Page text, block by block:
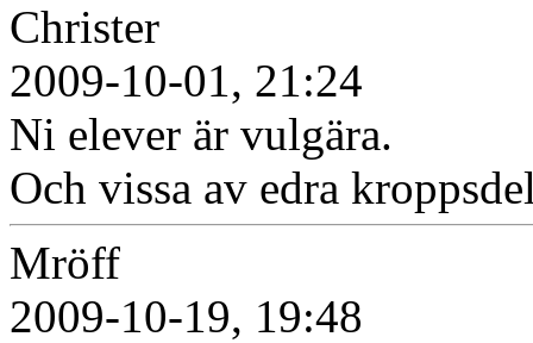
Christer
2009-10-01, 21:24
Ni elever är vulgära.
Och vissa av edra
Mröff
2009-10-19, 19:48